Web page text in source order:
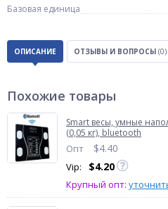
Базовая единица
ОПИСАНИЕ ОТЗЫВЫ И ВОПРОСЫ (0)
Похожие товары
Smart весы, умные
(0,05 кг), bluetooth
Опт $4.40
Vip: $4.20
Крупный опт: